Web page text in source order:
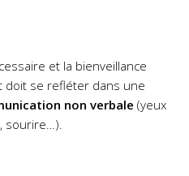
et la bienveillance
doit se refléter dans une
non verbale (yeux
sourire…).